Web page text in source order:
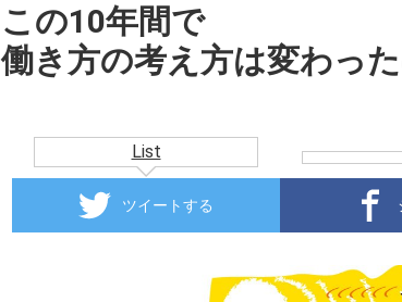
この10年間で
働き方の考え方は変わっ
List
ツイートする